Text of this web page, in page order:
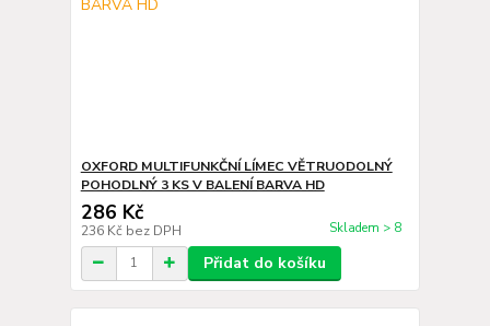
OXFORD MULTIFUNKČNÍ LÍMEC VĚTRUODOLNÝ
POHODLNÝ 3 KS V BALENÍ BARVA HD
286 Kč
236 Kč bez DPH Skladem > 8
Přidat do košíku